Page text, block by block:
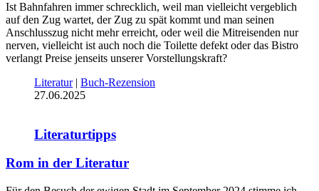
Ist Bahnfahren immer schrecklich, weil man vielleicht vergeblich
auf den Zug wartet, der Zug zu spät kommt und man seinen
Anschlusszug nicht mehr erreicht, oder weil die Mitreisenden nur
nerven, vielleicht ist auch noch die Toilette defekt oder das Bistro
verlangt Preise jenseits unserer Vorstellungskraft?
Literatur| Buch-Rezension
27.06.2025
Literaturtipps
Rom in der Literatur